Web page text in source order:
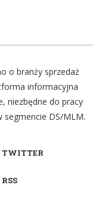
o branży sprzedaż
informacyjna
niezbędne do pracy
segmencie DS/MLM.
TWITTER
RSS